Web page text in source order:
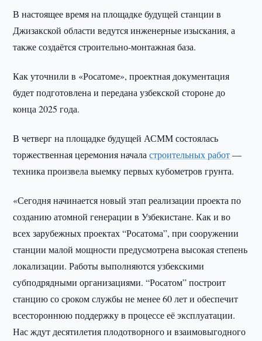
В настоящее время на площадке будущей станции в
Джизакской области ведутся инженерные изыскания, а
также создаётся строительно-монтажная база.
Как уточнили в «Росатоме», проектная документация
будет подготовлена и передана узбекской стороне до
конца 2025 года.
В четверг на площадке будущей АСММ состоялась
торжественная церемония началастроительных работ—
техника произвела выемку первых кубометров грунта.
«Сегодня начинается новый этап реализации проекта по
созданию атомной генерации в Узбекистане. Как и во
всех зарубежных проектах “Росатома”, при сооружении
станции малой мощности предусмотрена высокая степень
локализации. Работы выполняются узбекскими
субподрядными организациями. “Росатом” построит
станцию со сроком службы не менее 60 лет и обеспечит
всестороннюю поддержку в процессе её эксплуатации.
Нас ждут десятилетия плодотворного и взаимовыгодного